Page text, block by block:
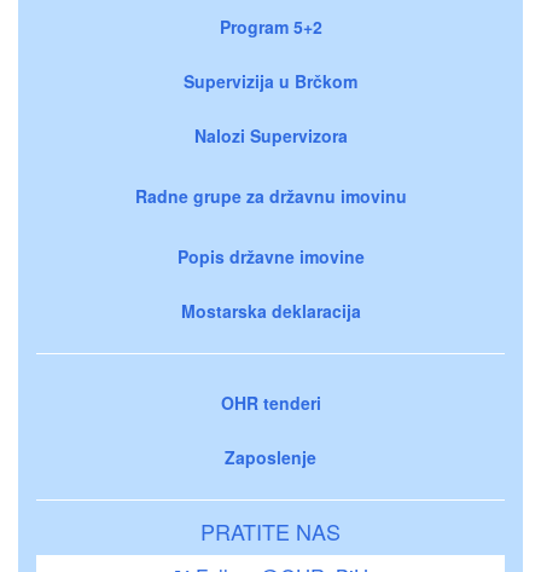
Program 5+2
Supervizija u Brčkom
Nalozi Supervizora
Radne grupe za državnu imovinu
Popis državne imovine
Mostarska deklaracija
OHR tenderi
Zaposlenje
PRATITE NAS